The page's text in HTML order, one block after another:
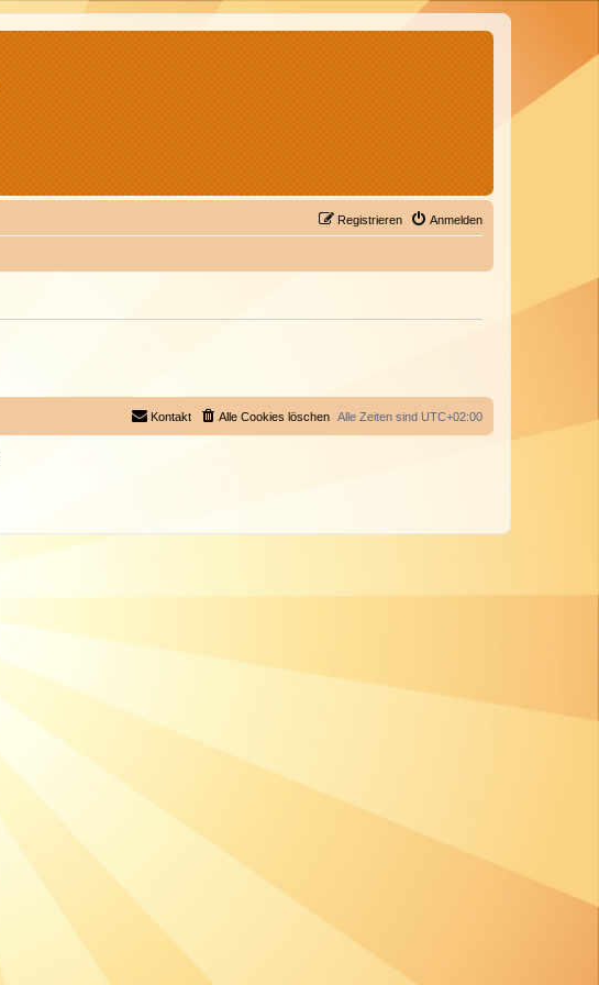
Anmelden
Registrieren
Alle Zeiten sind UTC+02:00
Alle Cookies löschen
Kontakt